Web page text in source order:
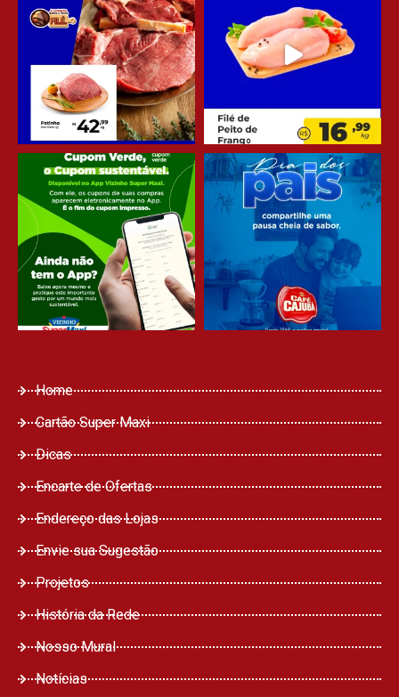
Home
Cartão Super Maxi
Dicas
Encarte de Ofertas
Endereço das Lojas
Envie sua Sugestão
Projetos
História da Rede
Nosso Mural
Notícias